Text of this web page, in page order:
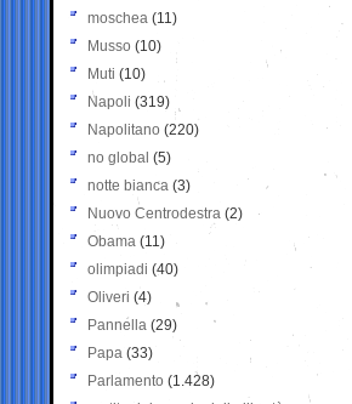
moschea (11)
Musso (10)
Muti (10)
Napoli (319)
Napolitano (220)
no global (5)
notte bianca (3)
Nuovo Centrodestra (2)
Obama (11)
olimpiadi (40)
Oliveri (4)
Pannella (29)
Papa (33)
Parlamento (1.428)